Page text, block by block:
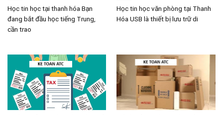
Học tin học tại thanh hóa Bạn
đang bắt đầu học tiếng Trung,
cần trao
Học tin học văn phòng tại Thanh
Hóa USB là thiết bị lưu trữ di